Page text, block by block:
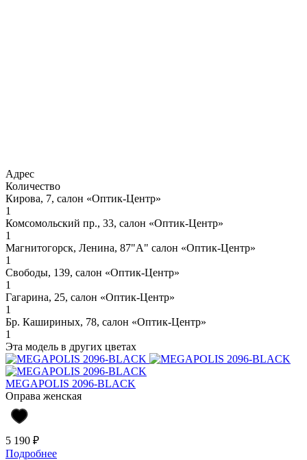
Адрес
Количество
Кирова, 7, салон «Оптик-Центр»
1
Комсомольский пр., 33, салон «Оптик-Центр»
1
Магнитогорск, Ленина, 87"А" салон «Оптик-Центр»
1
Свободы, 139, салон «Оптик-Центр»
1
Гагарина, 25, салон «Оптик-Центр»
1
Бр. Кашириных, 78, салон «Оптик-Центр»
1
Эта модель в других цветах
MEGAPOLIS 2096-BLACK
Оправа женская
5 190 ₽
Подробнее